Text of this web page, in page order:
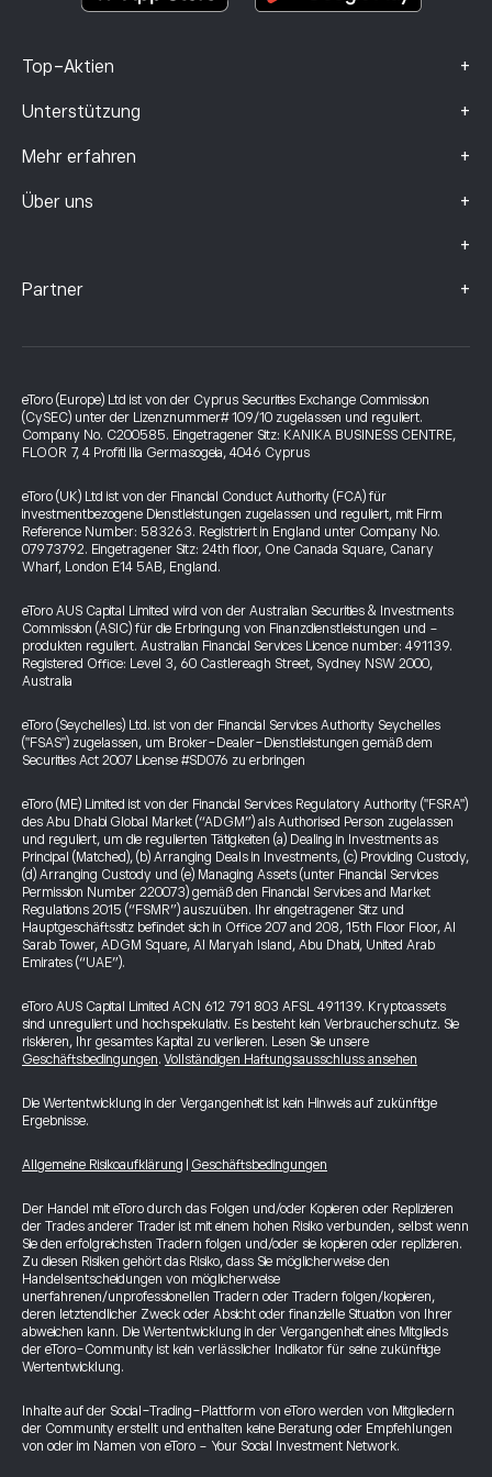
Top-Aktien +
Unterstützung +
Mehr erfahren +
Über uns +
+
Partner +
eToro (Europe) Ltd ist von der Cyprus Securities Exchange Commission
(CySEC) unter der Lizenznummer# 109/10 zugelassen und reguliert.
Company No. C200585. Eingetragener Sitz: KANIKA BUSINESS CENTRE,
FLOOR 7, 4 Profiti Ilia Germasogeia, 4046 Cyprus
eToro (UK) Ltd ist von der Financial Conduct Authority (FCA) für
investmentbezogene Dienstleistungen zugelassen und reguliert, mit Firm
Reference Number: 583263. Registriert in England unter Company No.
07973792. Eingetragener Sitz: 24th floor, One Canada Square, Canary
Wharf, London E14 5AB, England.
eToro AUS Capital Limited wird von der Australian Securities & Investments
Commission (ASIC) für die Erbringung von Finanzdienstleistungen und -
produkten reguliert. Australian Financial Services Licence number: 491139.
Registered Office: Level 3, 60 Castlereagh Street, Sydney NSW 2000,
Australia
eToro (Seychelles) Ltd. ist von der Financial Services Authority Seychelles
("FSAS") zugelassen, um Broker-Dealer-Dienstleistungen gemäß dem
Securities Act 2007 License #SD076 zu erbringen
eToro (ME) Limited ist von der Financial Services Regulatory Authority ("FSRA")
des Abu Dhabi Global Market (“ADGM”) als Authorised Person zugelassen
und reguliert, um die regulierten Tätigkeiten (a) Dealing in Investments as
Principal (Matched), (b) Arranging Deals in Investments, (c) Providing Custody,
(d) Arranging Custody und (e) Managing Assets (unter Financial Services
Permission Number 220073) gemäß den Financial Services and Market
Regulations 2015 (“FSMR”) auszuüben. Ihr eingetragener Sitz und
Hauptgeschäftssitz befindet sich in Office 207 and 208, 15th Floor Floor, Al
Sarab Tower, ADGM Square, Al Maryah Island, Abu Dhabi, United Arab
Emirates (“UAE”).
eToro AUS Capital Limited ACN 612 791 803 AFSL 491139. Kryptoassets
sind unreguliert und hochspekulativ. Es besteht kein Verbraucherschutz. Sie
riskieren, Ihr gesamtes Kapital zu verlieren. Lesen Sie unsere
Geschäftsbedingungen.Vollständigen Haftungsausschluss ansehen
Die Wertentwicklung in der Vergangenheit ist kein Hinweis auf zukünftige
Ergebnisse.
Allgemeine Risikoaufklärung Geschäftsbedingungen
Der Handel mit eToro durch das Folgen und/oder Kopieren oder Replizieren
der Trades anderer Trader ist mit einem hohen Risiko verbunden, selbst wenn
Sie den erfolgreichsten Tradern folgen und/oder sie kopieren oder replizieren.
Zu diesen Risiken gehört das Risiko, dass Sie möglicherweise den
Handelsentscheidungen von möglicherweise
unerfahrenen/unprofessionellen Tradern oder Tradern folgen/kopieren,
deren letztendlicher Zweck oder Absicht oder finanzielle Situation von Ihrer
abweichen kann. Die Wertentwicklung in der Vergangenheit eines Mitglieds
der eToro-Community ist kein verlässlicher Indikator für seine zukünftige
Wertentwicklung.
Inhalte auf der Social-Trading-Plattform von eToro werden von Mitgliedern
der Community erstellt und enthalten keine Beratung oder Empfehlungen
von oder im Namen von eToro - Your Social Investment Network.